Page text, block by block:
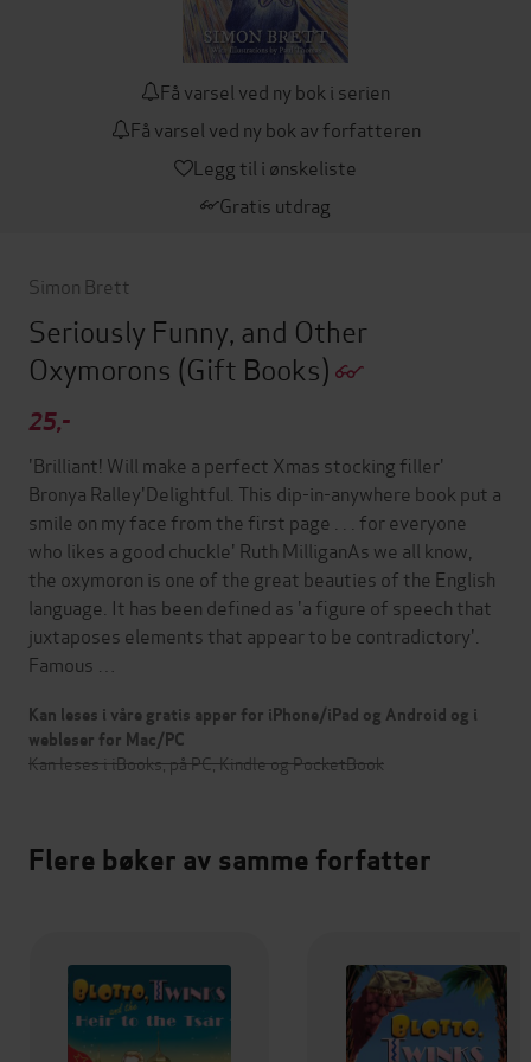
Få varsel ved ny bok i serien
Få varsel ved ny bok av forfatteren
Legg til i ønskeliste
Gratis utdrag
Simon Brett
Seriously Funny, and Other
Oxymorons (Gift Books)
25,-
'Brilliant! Will make a perfect Xmas stocking filler'
Bronya Ralley'Delightful. This dip-in-anywhere book put a
smile on my face from the first page . . . for everyone
who likes a good chuckle' Ruth MilliganAs we all know,
the oxymoron is one of the great beauties of the English
language. It has been defined as 'a figure of speech that
juxtaposes elements that appear to be contradictory'.
Famous …
Kan leses i våre gratis apper for iPhone/iPad og Android og i
webleser for Mac/PC
Kan leses i iBooks, på PC, Kindle og PocketBook
Flere bøker av samme forfatter